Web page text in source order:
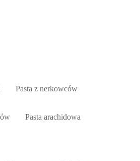
Pasta z nerkowców
Pasta arachidowa